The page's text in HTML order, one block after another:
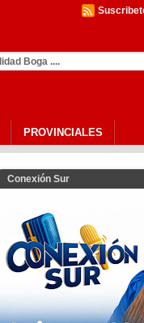
PROVINCIALES
Conexión Sur